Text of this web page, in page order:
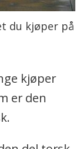
du kjøper på
kjøper
er den